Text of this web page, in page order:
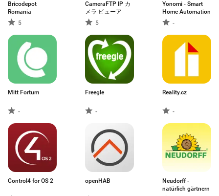
Bricodepot
Romania
5
CameraFTP IP カ
メラ ビューア
5
Yonomi - Smart
Home Automation
-
Mitt Fortum
-
Freegle
-
Reality.cz
-
Control4 for OS 2 openHAB
Neudorff -
natürlich gärtnern